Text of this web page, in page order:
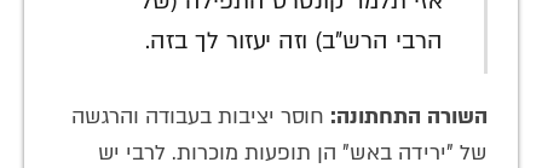
הרבי הרש"ב) וזה יעזור לך בזה.
השורה התחתונה: חוסר יציבות בעבודה והרגשה
של "ירידה באש" הן תופעות מוכרות. לרבי יש